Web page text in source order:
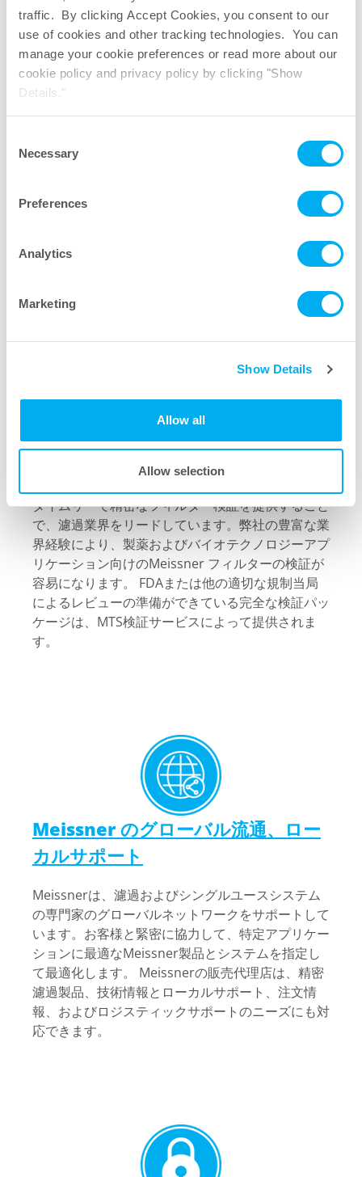
traffic. By clicking Accept Cookies, you consent to our
use of cookies and other tracking technologies. You can
manage your cookie preferences or read more about our
cookie policy and privacy policy by clicking "Show
Details."
Selection
Necessary
Preferences
Analytics
Marketing
Show Details
Allow all
Allow selection
Meissnerのお客様は、必要な在庫のみを維持する
ことができ在庫コスト削減に繋がります。
Meissnerの製造および流通プロセスは、濾過業界
で最も速く、最も信頼性の高い出荷を顧客に提供し
ます。
ス
るすべてのMeissner製品および業界に対して技術
決し、お客様のニーズにお応えする準備ができてい
ます。
タイムリーで精密なフィルター検証を提供すること
で、濾過業界をリードしています。弊社の豊富な業
界経験により、製薬およびバイオテクノロジーアプ
リケーション向けのMeissner フィルターの検証が
容易になります。 FDAまたは他の適切な規制当局
によるレビューの準備ができている完全な検証パッ
ケージは、MTS検証サービスによって提供されま
す。
Meissner のグローバル流通、ロー
カルサポート
Meissnerは、濾過およびシングルユースシステム
の専門家のグローバルネットワークをサポートして
います。お客様と緊密に協力して、特定アプリケー
ションに最適なMeissner製品とシステムを指定し
て最適化します。 Meissnerの販売代理店は、精密
濾過製品、技術情報とローカルサポート、注文情
報、およびロジスティックサポートのニーズにも対
応できます。